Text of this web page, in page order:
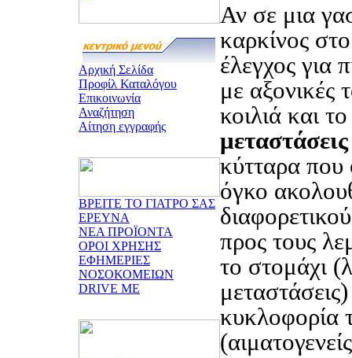
Αρχική Σελίδα
Προφίλ Καταλόγου
Επικοινωνία
Αναζήτηση
Αίτηση εγγραφής
ΒΡΕΙΤΕ ΤΟ ΓΙΑΤΡΟ ΣΑΣ
ΕΡΕΥΝΑ
ΝΕΑ ΠΡΟΪΟΝΤΑ
ΟΡΟΙ ΧΡΗΣΗΣ
ΕΦΗΜΕΡΙΕΣ
ΝΟΣΟΚΟΜΕΙΩΝ
DRIVE ME
Αν σε μια
καρκίνος
έλεγχος για
με αξονικές
κοιλιά και
μεταστάσεις
κύτταρα
όγκο
προς τους
το στομάχι
κυκλοφορία